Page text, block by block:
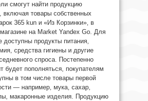
смогут найти продукцию
включая товары собственных
365 kun и «Из Корзинки», в
на Market Yandex Go. Для
доступны продукты питания,
средства гигиены и другие
спроса. Постепенно
будет пополняться, покупателям
в том числе товары первой
— например, мука, сахар,
макаронные изделия. Продукцию